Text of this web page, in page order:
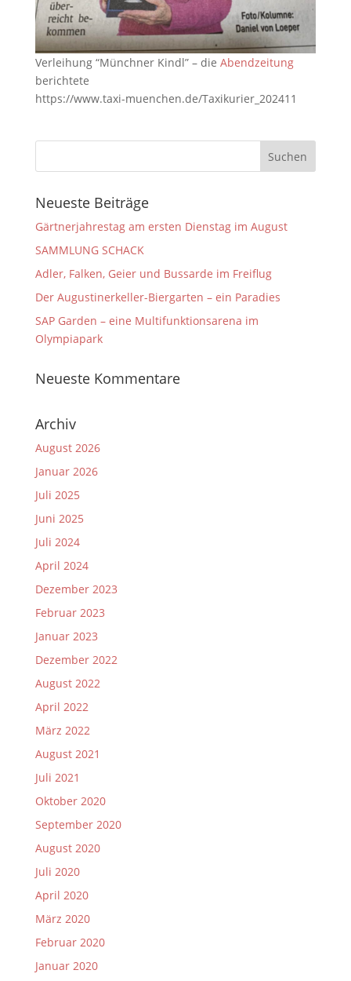
Verleihung “Münchner Kindl” – die Abendzeitung
berichtete
https://www.taxi-muenchen.de/Taxikurier_202411
Neueste Beiträge
Gärtnerjahrestag am ersten Dienstag im August
SAMMLUNG SCHACK
Adler, Falken, Geier und Bussarde im Freiflug
Der Augustinerkeller-Biergarten – ein Paradies
SAP Garden – eine Multifunktionsarena im
Olympiapark
Neueste Kommentare
Archiv
August 2026
Januar 2026
Juli 2025
Juni 2025
Juli 2024
April 2024
Dezember 2023
Februar 2023
Januar 2023
Dezember 2022
August 2022
April 2022
März 2022
August 2021
Juli 2021
Oktober 2020
September 2020
August 2020
Juli 2020
April 2020
März 2020
Februar 2020
Januar 2020